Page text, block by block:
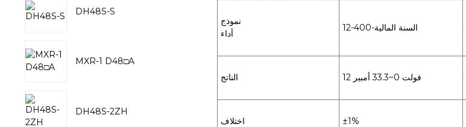
DH48S-S
MXR-1 D48□A
DH48S-2ZH
نموذج
أداء
السنة المالية-400-12
الناتج 12 فولت 0~33.3 أمبير
اختلاف ±1%